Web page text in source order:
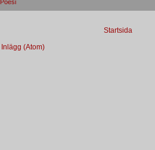
Poesi
Startsida
Inlägg (Atom)